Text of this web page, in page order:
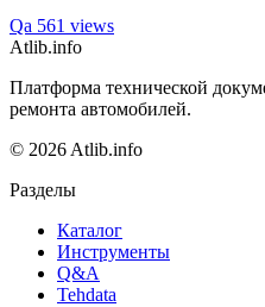
Qa 561 views
Atlib.info
Платформа технической
ремонта автомобилей.
© 2026 Atlib.info
Разделы
Каталог
Инструменты
Q&A
Tehdata